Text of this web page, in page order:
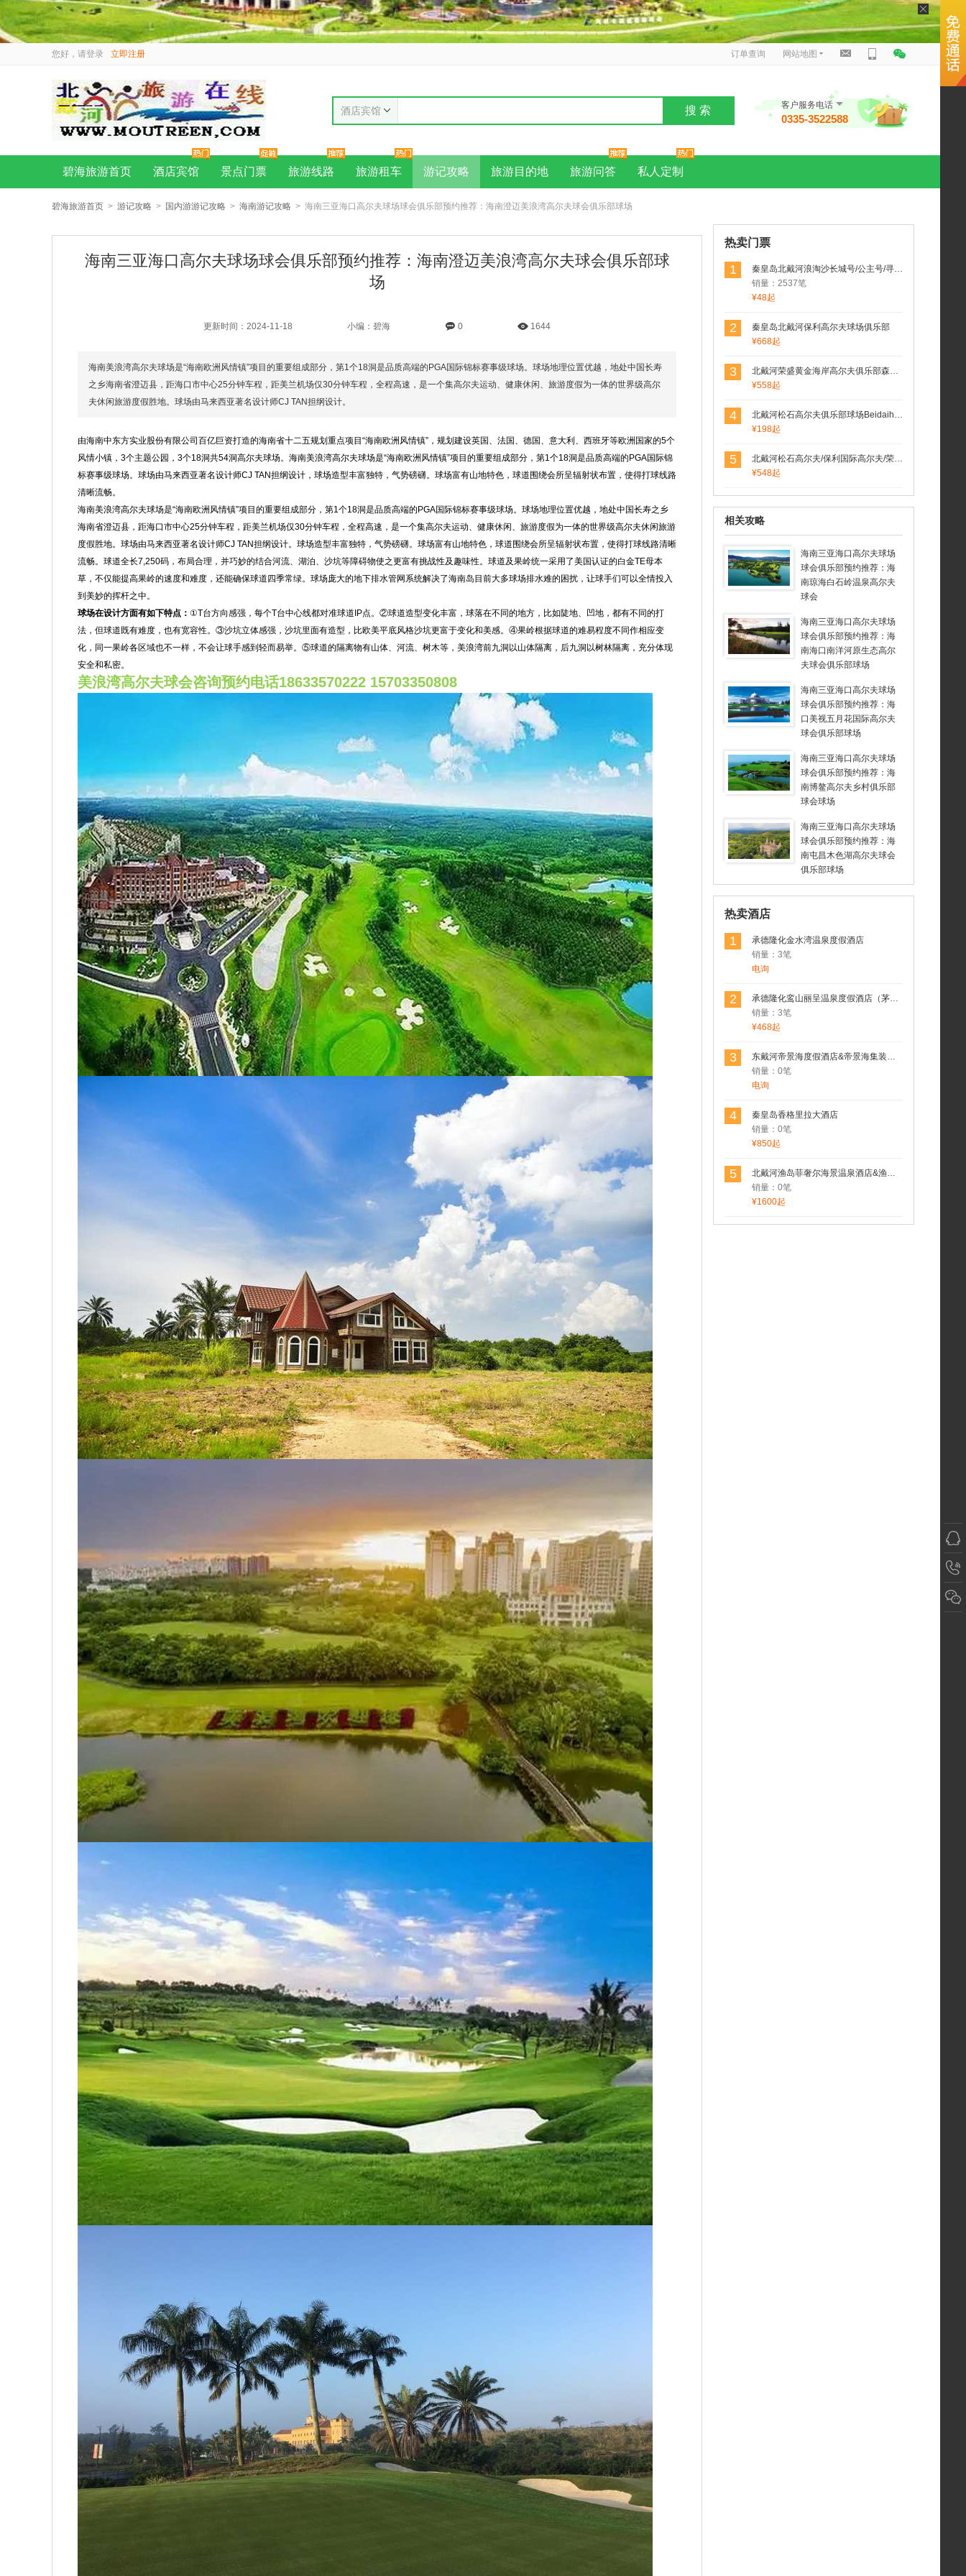
您好，请登录 立即注册 订单查询 网站地图
酒店宾馆 搜 索 客户服务电话
0335-3522588
碧海旅游首页 酒店宾馆 景点门票 旅游线路 旅游租车 游记攻略 旅游目的地 旅游问答 私人定制
碧海旅游首页 > 游记攻略 > 国内游游记攻略 > 海南游记攻略 > 海南三亚海口高尔夫球场球会俱乐部预约推荐：海南澄迈美浪湾高尔夫球会俱乐部球场
海南三亚海口高尔夫球场球会俱乐部预约推荐：海南澄迈美浪湾高尔夫球会俱乐部球
场
更新时间：2024-11-18 小编：碧海 0 1644
海南美浪湾高尔夫球场是“海南欧洲风情镇”项目的重要组成部分，第1个18洞是品质高端的PGA国际锦标赛事级球场。球场地理位置优越，地处中国长寿
之乡海南省澄迈县，距海口市中心25分钟车程，距美兰机场仅30分钟车程，全程高速，是一个集高尔夫运动、健康休闲、旅游度假为一体的世界级高尔
夫休闲旅游度假胜地。球场由马来西亚著名设计师CJ TAN担纲设计。
由海南中东方实业股份有限公司百亿巨资打造的海南省十二五规划重点项目“海南欧洲风情镇”，规划建设英国、法国、德国、意大利、西班牙等欧洲国家的5个
风情小镇，3个主题公园，3个18洞共54洞高尔夫球场。海南美浪湾高尔夫球场是“海南欧洲风情镇”项目的重要组成部分，第1个18洞是品质高端的PGA国际锦
标赛事级球场。球场由马来西亚著名设计师CJ TAN担纲设计，球场造型丰富独特，气势磅礴。球场富有山地特色，球道围绕会所呈辐射状布置，使得打球线路
清晰流畅。
海南美浪湾高尔夫球场是“海南欧洲风情镇”项目的重要组成部分，第1个18洞是品质高端的PGA国际锦标赛事级球场。球场地理位置优越，地处中国长寿之乡
海南省澄迈县，距海口市中心25分钟车程，距美兰机场仅30分钟车程，全程高速，是一个集高尔夫运动、健康休闲、旅游度假为一体的世界级高尔夫休闲旅游
度假胜地。球场由马来西亚著名设计师CJ TAN担纲设计。球场造型丰富独特，气势磅礴。球场富有山地特色，球道围绕会所呈辐射状布置，使得打球线路清晰
流畅。球道全长7,250码，布局合理，并巧妙的结合河流、湖泊、沙坑等障碍物使之更富有挑战性及趣味性。球道及果岭统一采用了美国认证的白金TE母本
草，不仅能提高果岭的速度和难度，还能确保球道四季常绿。球场庞大的地下排水管网系统解决了海南岛目前大多球场排水难的困扰，让球手们可以全情投入
到美妙的挥杆之中。
球场在设计方面有如下特点： ①T台方向感强，每个T台中心线都对准球道IP点。②球道造型变化丰富，球落在不同的地方，比如陡地、凹地，都有不同的打
法，但球道既有难度，也有宽容性。③沙坑立体感强，沙坑里面有造型，比欧美平底风格沙坑更富于变化和美感。④果岭根据球道的难易程度不同作相应变
化，同一果岭各区域也不一样，不会让球手感到轻而易举。⑤球道的隔离物有山体、河流、树木等，美浪湾前九洞以山体隔离，后九洞以树林隔离，充分体现
安全和私密。
美浪湾高尔夫球会咨询预约电话18633570222 15703350808
热卖门票
1
秦皇岛北戴河浪淘沙长城号/公主号/寻仙号/求仙号/渔渡一号海东青游轮游船
销量：2537笔
¥48起
2
秦皇岛北戴河保利高尔夫球场俱乐部
¥668起
3
北戴河荣盛黄金海岸高尔夫俱乐部森林场(荣盛森林高尔夫球场）
¥558起
4
北戴河松石高尔夫俱乐部球场Beidaihe Pine Rock Golf
¥198起
5
北戴河松石高尔夫/保利国际高尔夫/荣盛森林高尔夫俱乐部球场联合预定
¥548起
相关攻略
海南三亚海口高尔夫球场
球会俱乐部预约推荐：海
南琼海白石岭温泉高尔夫
球会
海南三亚海口高尔夫球场
球会俱乐部预约推荐：海
南海口南洋河原生态高尔
夫球会俱乐部球场
海南三亚海口高尔夫球场
球会俱乐部预约推荐：海
口美视五月花国际高尔夫
球会俱乐部球场
海南三亚海口高尔夫球场
球会俱乐部预约推荐：海
南博鳌高尔夫乡村俱乐部
球会球场
海南三亚海口高尔夫球场
球会俱乐部预约推荐：海
南屯昌木色湖高尔夫球会
俱乐部球场
热卖酒店
1
承德隆化金水湾温泉度假酒店
销量：3笔
电询
2
承德隆化鸾山丽呈温泉度假酒店（茅荆坝七家温泉村）
销量：3笔
¥468起
3
东戴河帝景海度假酒店&帝景海集装箱酒店
销量：0笔
电询
4
秦皇岛香格里拉大酒店
销量：0笔
¥850起
5
北戴河渔岛菲奢尔海景温泉酒店&渔岛菲奢尔森泽苑&渔岛菲奢尔度假酒店
销量：0笔
¥1600起